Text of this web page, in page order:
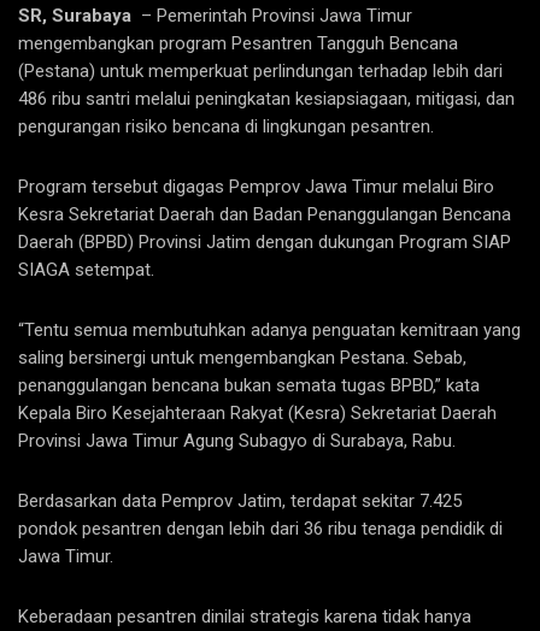
SR, Surabaya – Pemerintah Provinsi Jawa Timur
mengembangkan program Pesantren Tangguh Bencana
(Pestana) untuk memperkuat perlindungan terhadap lebih dari
486 ribu santri melalui peningkatan kesiapsiagaan, mitigasi, dan
pengurangan risiko bencana di lingkungan pesantren.
Program tersebut digagas Pemprov Jawa Timur melalui Biro
Kesra Sekretariat Daerah dan Badan Penanggulangan Bencana
Daerah (BPBD) Provinsi Jatim dengan dukungan Program SIAP
SIAGA setempat.
“Tentu semua membutuhkan adanya penguatan kemitraan yang
saling bersinergi untuk mengembangkan Pestana. Sebab,
penanggulangan bencana bukan semata tugas BPBD,” kata
Kepala Biro Kesejahteraan Rakyat (Kesra) Sekretariat Daerah
Provinsi Jawa Timur Agung Subagyo di Surabaya, Rabu.
Berdasarkan data Pemprov Jatim, terdapat sekitar 7.425
pondok pesantren dengan lebih dari 36 ribu tenaga pendidik di
Jawa Timur.
Keberadaan pesantren dinilai strategis karena tidak hanya